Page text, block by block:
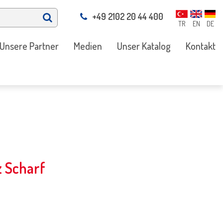
TR EN DE
+49 2102 20 44 400
Unsere Partner Medien Unser Katalog Kontakt
Scharf